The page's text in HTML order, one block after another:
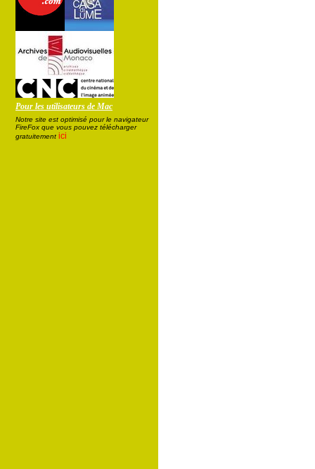
Pour les utilisateurs de Mac
Notre site est optimisé pour le navigateur
FireFox que vous pouvez télécharger
gratuitement ici